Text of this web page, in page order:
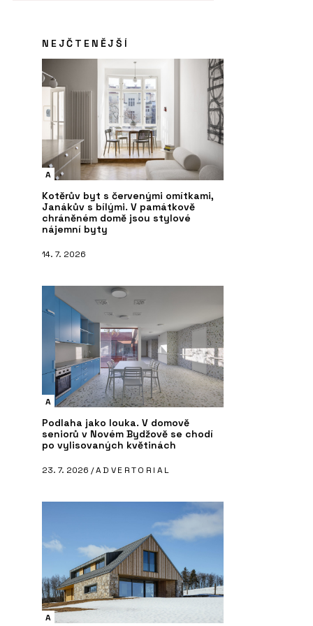
NEJČTENĚJŠÍ
A
Kotěrův byt s červenými omítkami,
Janákův s bílými. V památkově
chráněném domě jsou stylové
nájemní byty
14. 7. 2026
A
Podlaha jako louka. V domově
seniorů v Novém Bydžově se chodí
po vylisovaných květinách
23. 7. 2026 /ADVERTORIAL
A